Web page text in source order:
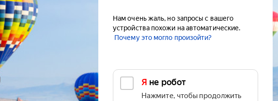
Нам очень жаль, но запросы с вашего
устройства похожи на автоматические.
Почему это могло произойти?
Я не робот
Нажмите, чтобы продолжить